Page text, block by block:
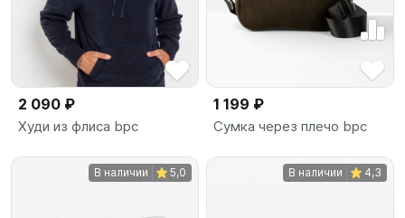
2 090 ₽
Худи из флиса bpc
1 199 ₽
Сумка через плечо bpc
В наличии 5,0 В наличии 4,3